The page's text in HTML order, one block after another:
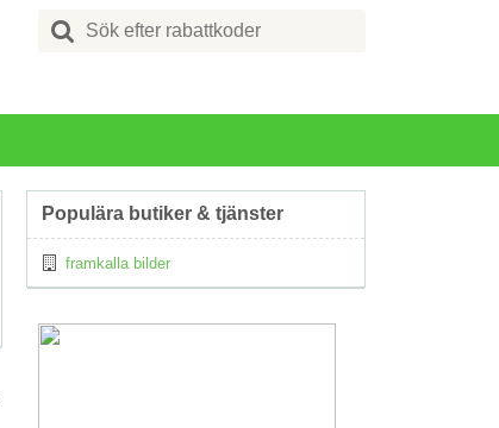
Search
for:
Populära butiker & tjänster
framkalla bilder